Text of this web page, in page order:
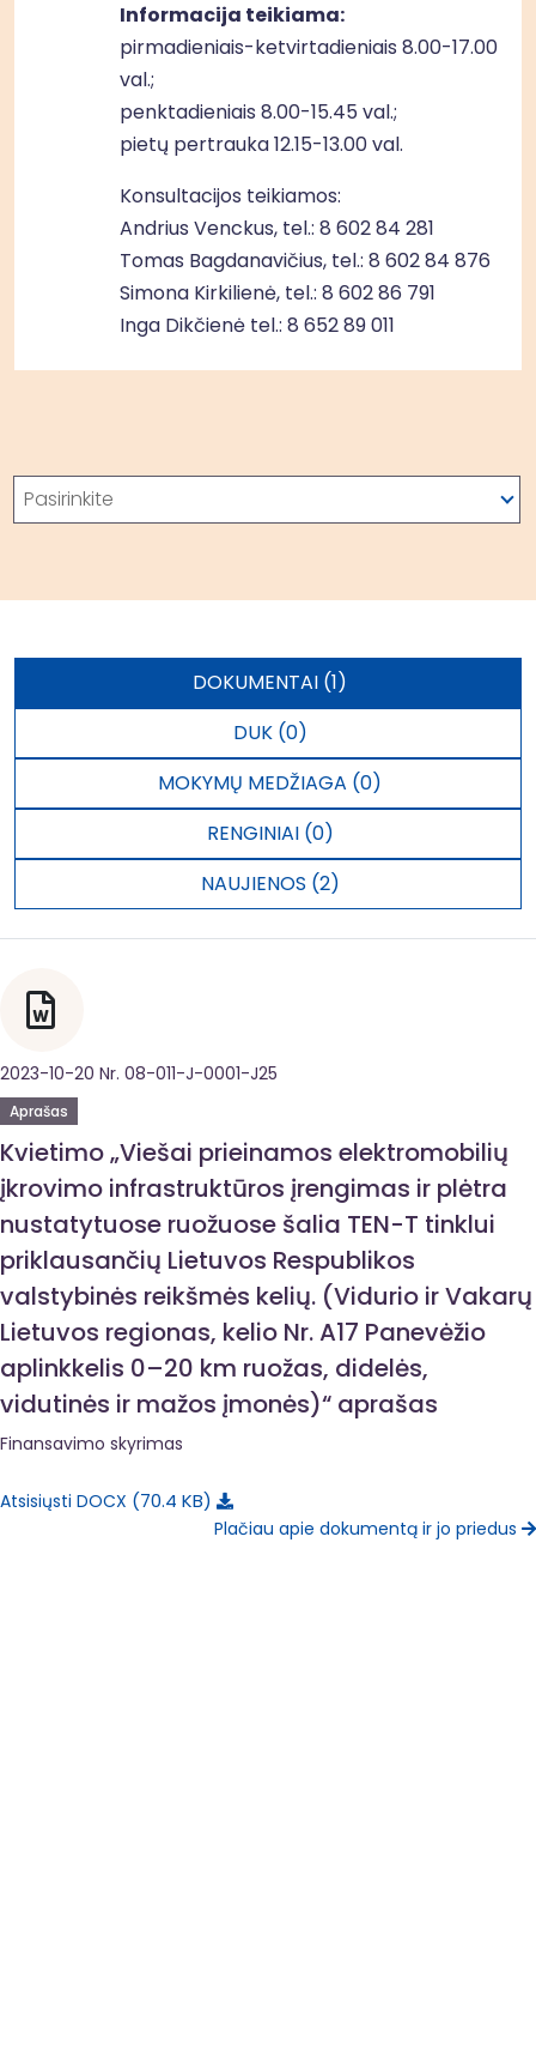
Informacija teikiama:
pirmadieniais-ketvirtadieniais 8.00-17.00
val.;
penktadieniais 8.00-15.45 val.;
pietų pertrauka 12.15-13.00 val.
Konsultacijos teikiamos:
Andrius Venckus, tel.: 8 602 84 281
Tomas Bagdanavičius, tel.: 8 602 84 876
Simona Kirkilienė, tel.: 8 602 86 791
Inga Dikčienė tel.: 8 652 89 011
Paieška
Pasirinkite
DOKUMENTAI (1)
DUK (0)
MOKYMŲ MEDŽIAGA (0)
RENGINIAI (0)
NAUJIENOS (2)
2023-10-20 Nr. 08-011-J-0001-J25
Aprašas
Kvietimo „Viešai prieinamos elektromobilių
įkrovimo infrastruktūros įrengimas ir plėtra
nustatytuose ruožuose šalia TEN-T tinklui
priklausančių Lietuvos Respublikos
valstybinės reikšmės kelių. (Vidurio ir Vakarų
Lietuvos regionas, kelio Nr. A17 Panevėžio
aplinkkelis 0–20 km ruožas, didelės,
vidutinės ir mažos įmonės)“ aprašas
Finansavimo skyrimas
Atsisiųsti DOCX 70.4 KB
Plačiau apie dokumentą ir jo priedus